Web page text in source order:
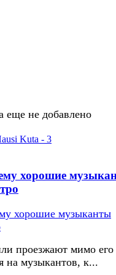
еще не добавлено
хорошие
проезжают мимо его
на музыкантов, к...